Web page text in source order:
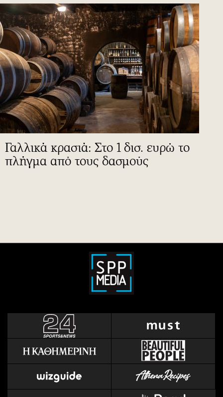
Γαλλικά κρασιά: Στο 1 δισ. ευρώ το
πλήγμα από τους δασμούς